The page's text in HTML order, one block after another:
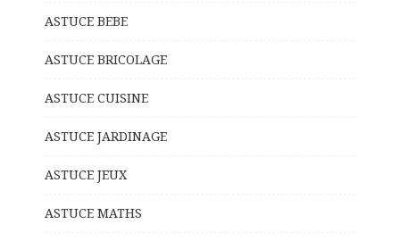
ASTUCE BEBE
ASTUCE BRICOLAGE
ASTUCE CUISINE
ASTUCE JARDINAGE
ASTUCE JEUX
ASTUCE MATHS